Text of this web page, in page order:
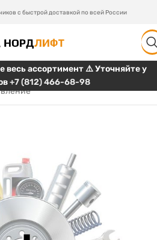
с быстрой доставкой по всей России
весь ассортимент ⚠️ Уточняйте у
+7 (812) 466-68-98